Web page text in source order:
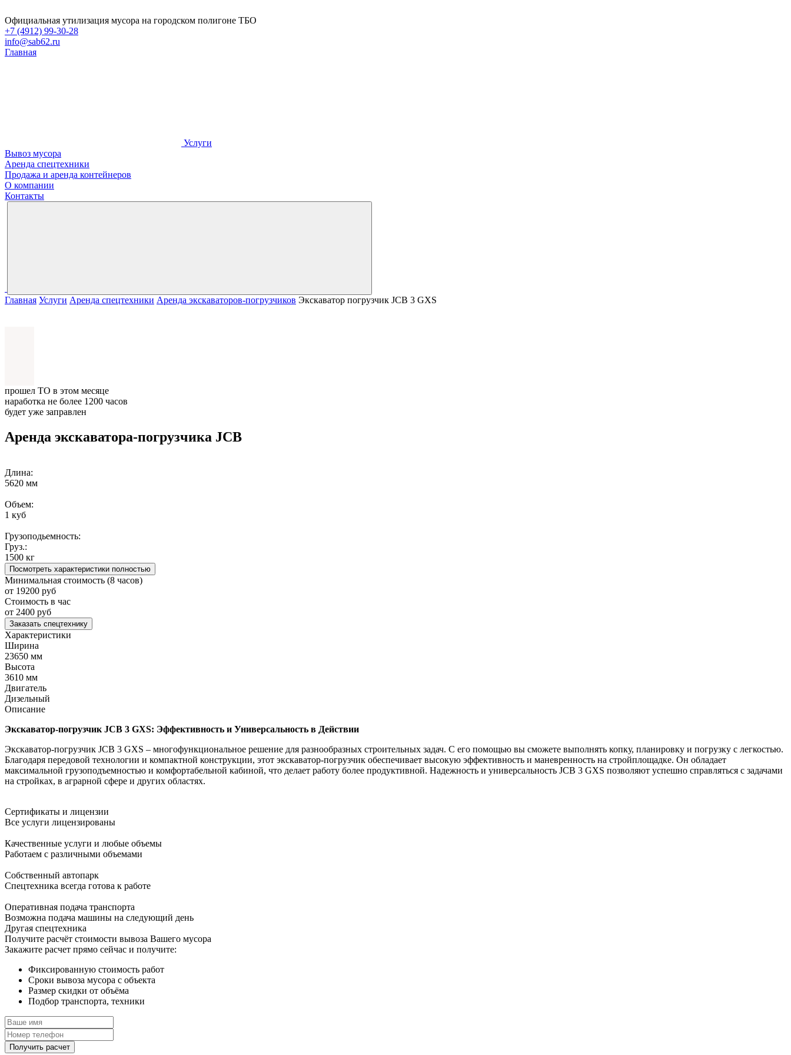
Официальная утилизация мусора на городском полигоне ТБО
+7 (4912) 99-30-28
info@sab62.ru
Главная
Услуги
Вывоз мусора
Аренда спецтехники
Продажа и аренда контейнеров
О компании
Контакты
Главная Услуги Аренда спецтехники Аренда экскаваторов-погрузчиков Экскаватор погрузчик JCB 3 GXS
прошел ТО в этом месяце
наработка не более 1200 часов
будет уже заправлен
Аренда экскаватора-погрузчика JCB
Длина:
5620 мм
Объем:
1 куб
Грузоподьемность:
Груз.:
1500 кг
Посмотреть характеристики полностью
Минимальная стоимость (8 часов)
от 19200 руб
Стоимость в час
от 2400 руб
Заказать спецтехнику
Характеристики
Ширина
23650 мм
Высота
3610 мм
Двигатель
Дизельный
Описание
Экскаватор-погрузчик JCB 3 GXS: Эффективность и Универсальность в Действии
Экскаватор-погрузчик JCB 3 GXS – многофункциональное решение для разнообразных строительных задач. С его помощью вы сможете выполнять копку, планировку и погрузку с легкостью.
Благодаря передовой технологии и компактной конструкции, этот экскаватор-погрузчик обеспечивает высокую эффективность и маневренность на стройплощадке. Он обладает
максимальной грузоподъемностью и комфортабельной кабиной, что делает работу более продуктивной. Надежность и универсальность JCB 3 GXS позволяют успешно справляться с задачами
на стройках, в аграрной сфере и других областях.
Сертификаты и лицензии
Все услуги лицензированы
Качественные услуги и любые объемы
Работаем с различными объемами
Собственный автопарк
Спецтехника всегда готова к работе
Оперативная подача транспорта
Возможна подача машины на следующий день
Другая спецтехника
Получите расчёт стоимости вывоза Вашего мусора
Закажите расчет прямо сейчас и получите:
Фиксированную стоимость работ
Сроки вывоза мусора с объекта
Размер скидки от объёма
Подбор транспорта, техники
Получить расчет